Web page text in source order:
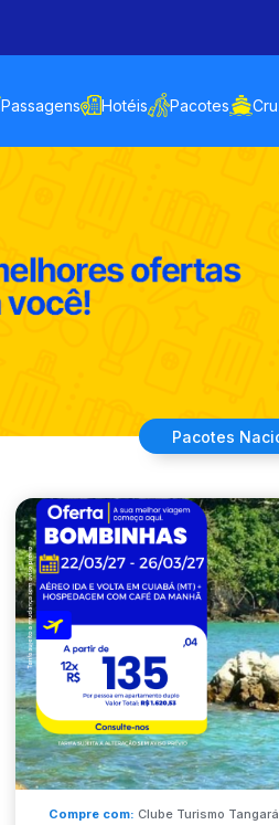
Passagens Hotéis Pacotes
Pacotes
Compre com: Clube Turismo